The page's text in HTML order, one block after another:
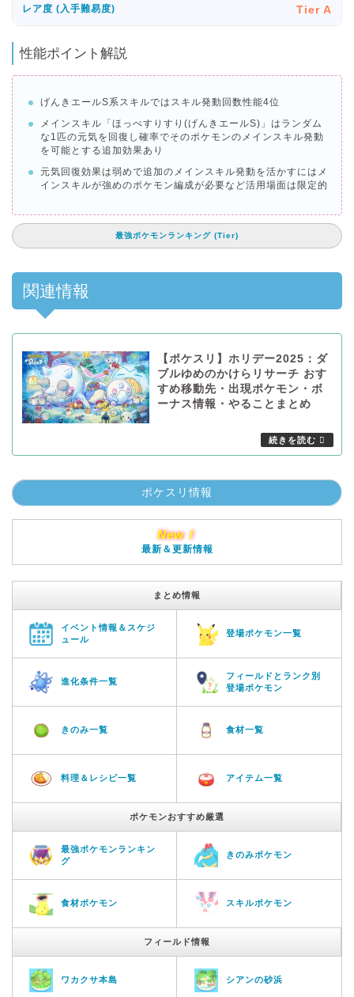
レア度 (入手難易度) Tier A
性能ポイント解説
げんきエールS系スキルではスキル発動回数性能4位
メインスキル「ほっぺすりすり(げんきエールS)」はランダム
な1匹の元気を回復し確率でそのポケモンのメインスキル発動
を可能とする追加効果あり
元気回復効果は弱めで追加のメインスキル発動を活かすにはメ
インスキルが強めのポケモン編成が必要など活用場面は限定的
最強ポケモンランキング (Tier)
関連情報
【ポケスリ】ホリデー2025：ダ
ブルゆめのかけらリサーチ おす
すめ移動先・出現ポケモン・ボ
ーナス情報・やることまとめ
ポケスリ情報
New！
最新＆更新情報
まとめ情報
イベント情報＆スケジ
ュール
登場ポケモン一覧
進化条件一覧
フィールドとランク別
登場ポケモン
きのみ一覧 食材一覧
料理＆レシピ一覧 アイテム一覧
ポケモンおすすめ厳選
最強ポケモンランキン
グ
きのみポケモン
食材ポケモン スキルポケモン
フィールド情報
ワカクサ本島 シアンの砂浜